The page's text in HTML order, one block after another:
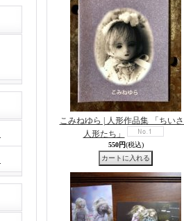
こみねゆら | 人形作品集 「ちい
人形たち」
550円(税込)